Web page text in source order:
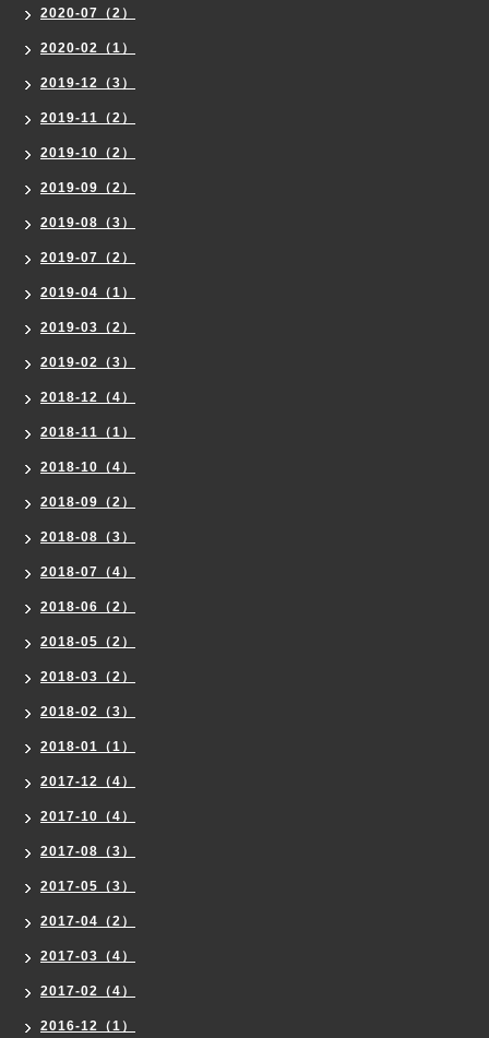
2020-07（2）
2020-02（1）
2019-12（3）
2019-11（2）
2019-10（2）
2019-09（2）
2019-08（3）
2019-07（2）
2019-04（1）
2019-03（2）
2019-02（3）
2018-12（4）
2018-11（1）
2018-10（4）
2018-09（2）
2018-08（3）
2018-07（4）
2018-06（2）
2018-05（2）
2018-03（2）
2018-02（3）
2018-01（1）
2017-12（4）
2017-10（4）
2017-08（3）
2017-05（3）
2017-04（2）
2017-03（4）
2017-02（4）
2016-12（1）